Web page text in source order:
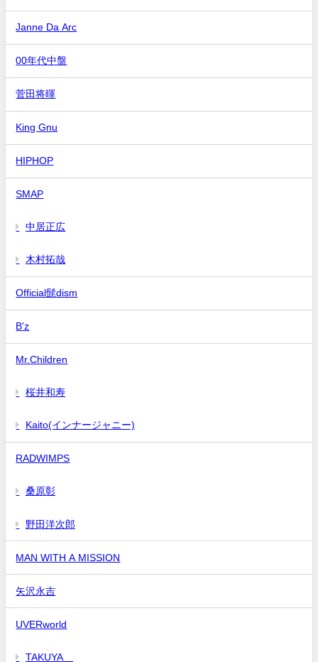
Janne Da Arc
00年代中盤
菅田将暉
King Gnu
HIPHOP
SMAP
中居正広
木村拓哉
Official髭dism
B'z
Mr.Children
桜井和寿
Kaito(インナージャニー)
RADWIMPS
桑原彰
野田洋次郎
MAN WITH A MISSION
矢沢永吉
UVERworld
TAKUYA∞